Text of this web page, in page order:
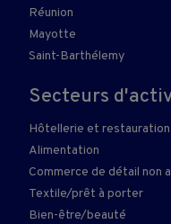
Réunion
Mayotte
Saint-Barthélemy
Secteurs
Hôtellerie et restauration
Alimentation
Commerce de détail non
Textile/prêt à porter
Bien-être/beauté